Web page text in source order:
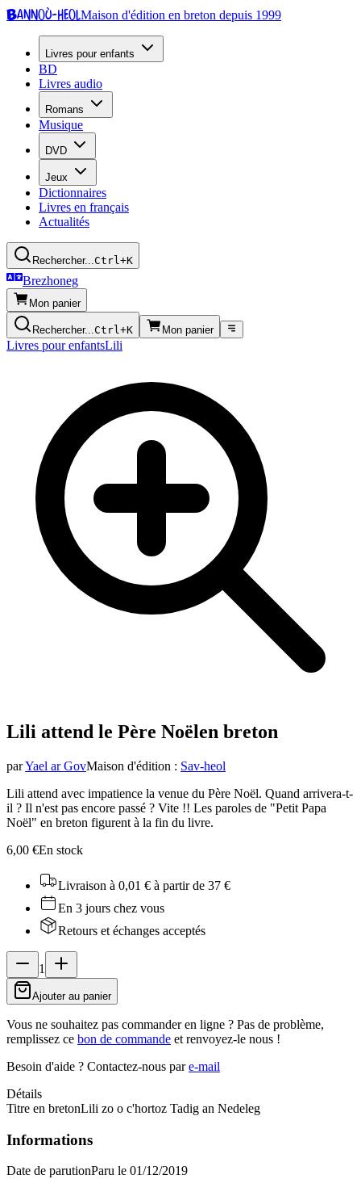
Bannoù-heolMaison d'édition en breton depuis 1999
Livres pour enfants
BD
Livres audio
Romans
Musique
DVD
Jeux
Dictionnaires
Livres en français
Actualités
Rechercher...Ctrl+K
Brezhoneg
Mon panier
Rechercher...Ctrl+K Mon panier
Livres pour enfantsLili
Lili attend le Père Noëlen breton
parYael ar GovMaison d'édition : Sav-heol
Lili attend avec impatience la venue du Père Noël. Quand arrivera-t-
il ? Il n'est pas encore passé ? Vite !! Les paroles de "Petit Papa
Noël" en breton figurent à la fin du livre.
6,00 €En stock
Livraison à 0,01 € à partir de 37 €
En 3 jours chez vous
Retours et échanges acceptés
1
Ajouter au panier
Vous ne souhaitez pas commander en ligne ? Pas de problème,
remplissez ce bon de commande et renvoyez-le nous !
Besoin d'aide ? Contactez-nous pare-mail
Détails
Titre en bretonLili zo o c'hortoz Tadig an Nedeleg
Informations
Date de parutionParu le 01/12/2019